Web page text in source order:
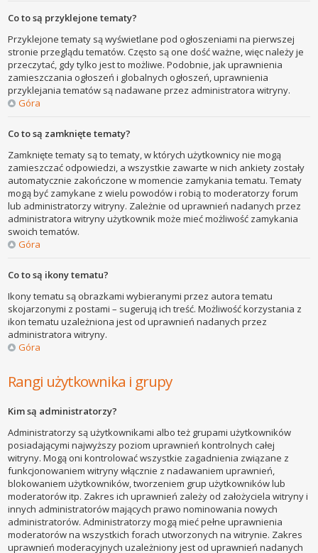
Co to są przyklejone tematy?
Przyklejone tematy są wyświetlane pod ogłoszeniami na pierwszej
stronie przeglądu tematów. Często są one dość ważne, więc należy je
przeczytać, gdy tylko jest to możliwe. Podobnie, jak uprawnienia
zamieszczania ogłoszeń i globalnych ogłoszeń, uprawnienia
przyklejania tematów są nadawane przez administratora witryny.
Góra
Co to są zamknięte tematy?
Zamknięte tematy są to tematy, w których użytkownicy nie mogą
zamieszczać odpowiedzi, a wszystkie zawarte w nich ankiety zostały
automatycznie zakończone w momencie zamykania tematu. Tematy
mogą być zamykane z wielu powodów i robią to moderatorzy forum
lub administratorzy witryny. Zależnie od uprawnień nadanych przez
administratora witryny użytkownik może mieć możliwość zamykania
swoich tematów.
Góra
Co to są ikony tematu?
Ikony tematu są obrazkami wybieranymi przez autora tematu
skojarzonymi z postami – sugerują ich treść. Możliwość korzystania z
ikon tematu uzależniona jest od uprawnień nadanych przez
administratora witryny.
Góra
Rangi użytkownika i grupy
Kim są administratorzy?
Administratorzy są użytkownikami albo też grupami użytkowników
posiadającymi najwyższy poziom uprawnień kontrolnych całej
witryny. Mogą oni kontrolować wszystkie zagadnienia związane z
funkcjonowaniem witryny włącznie z nadawaniem uprawnień,
blokowaniem użytkowników, tworzeniem grup użytkowników lub
moderatorów itp. Zakres ich uprawnień zależy od założyciela witryny i
innych administratorów mających prawo nominowania nowych
administratorów. Administratorzy mogą mieć pełne uprawnienia
moderatorów na wszystkich forach utworzonych na witrynie. Zakres
uprawnień moderacyjnych uzależniony jest od uprawnień nadanych